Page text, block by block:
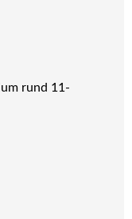
rund 11-